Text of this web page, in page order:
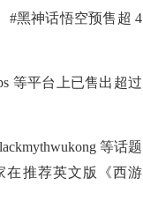
#黑神话悟空预售超 4
等平台上已售出超过
等话题
在推荐英文版《西游